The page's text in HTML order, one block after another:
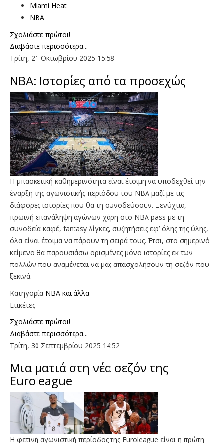
Miami Heat
NBA
Σχολιάστε πρώτοι!
Διαβάστε περισσότερα...
Τρίτη, 21 Οκτωβρίου 2025 15:58
ΝΒΑ: Ιστορίες από τα προσεχώς
Η μπασκετική καθημερινότητα είναι έτοιμη να υποδεχθεί την
έναρξη της αγωνιστικής περιόδου του ΝΒΑ μαζί με τις
διάφορες ιστορίες που θα τη συνοδεύσουν. Ξενύχτια,
πρωινή επανάληψη αγώνων χάρη στο NBA pass με τη
συνοδεία καφέ, fantasy λίγκες, συζητήσεις εφ’ όλης της ύλης,
όλα είναι έτοιμα να πάρουν τη σειρά τους. Έτσι, στο σημερινό
κείμενο θα παρουσιάσω ορισμένες μόνο ιστορίες εκ των
πολλών που αναμένεται να μας απασχολήσουν τη σεζόν που
ξεκινά.
Κατηγορία NBA και άλλα
Ετικέτες
Σχολιάστε πρώτοι!
Διαβάστε περισσότερα...
Τρίτη, 30 Σεπτεμβρίου 2025 14:52
Mια ματιά στη νέα σεζόν της
Euroleague
Η φετινή αγωνιστική περίοδος της Euroleague είναι η πρώτη